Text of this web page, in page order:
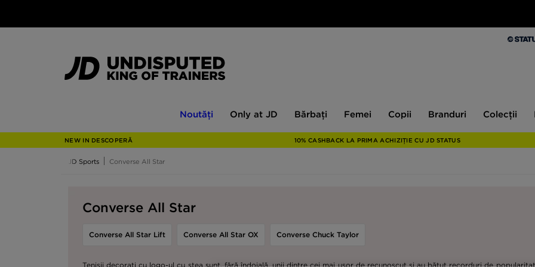
Noutăți
JD
Only at JD Bărbați Femei Copii Branduri Colecții
NEW IN DESCOPERĂ 10% CASHBACK LA PRIMA ACHIZIȚIE CU JD STATUS
JD Sports Converse All Star
Converse All Star
Tenișii decorați cu logo-ul cu stea sunt, fără îndoială, unii dintre cei mai ușor de recunoscut și au bătut recorduri de
Converse All Star Lift Converse All Star OX Converse Chuck Taylor